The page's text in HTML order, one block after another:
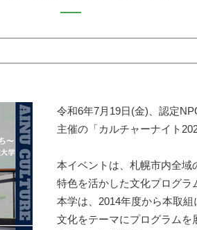
令和6年7月19日(金)、認定
主催の「カルチャーナイト
本イベントは、札幌市内全
特色を活かした文化プログラ
本学は、2014年度から本取
文化をテーマにプログラムを